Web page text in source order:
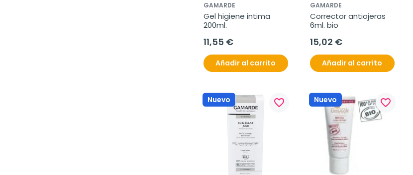
GAMARDE
Gel higiene intima
200ml.
11,55 €
Añadir al carrito
GAMARDE
Corrector antiojeras
6ml. bio
15,02 €
Añadir al carrito
Nuevo favorite_border Nuevo favorite_border